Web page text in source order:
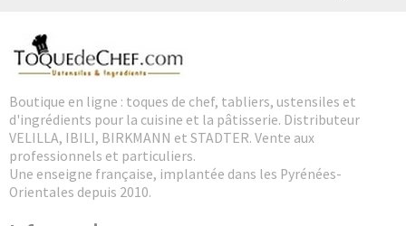
Boutique en ligne : toques de chef, tabliers, ustensiles et
d'ingrédients pour la cuisine et la pâtisserie. Distributeur
VELILLA, IBILI, BIRKMANN et STADTER. Vente aux
professionnels et particuliers.
Une enseigne française, implantée dans les Pyrénées-
Orientales depuis 2010.